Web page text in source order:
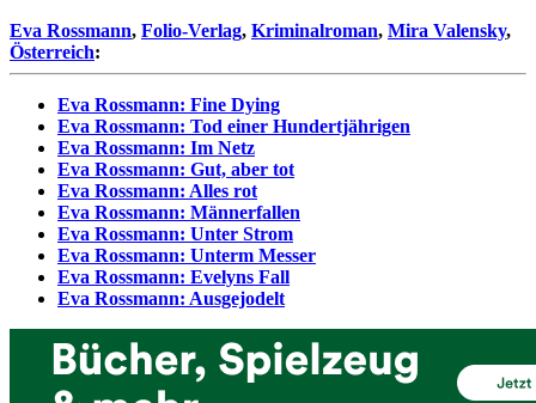
Eva Rossmann, Folio-Verlag, Kriminalroman, Mira Valensky,
Österreich:
Eva Rossmann: Fine Dying
Eva Rossmann: Tod einer Hundertjährigen
Eva Rossmann: Im Netz
Eva Rossmann: Gut, aber tot
Eva Rossmann: Alles rot
Eva Rossmann: Männerfallen
Eva Rossmann: Unter Strom
Eva Rossmann: Unterm Messer
Eva Rossmann: Evelyns Fall
Eva Rossmann: Ausgejodelt